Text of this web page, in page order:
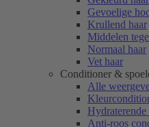
Gevoelige
Krullend haar
Middelen
Normaal haar
Vet haar
Conditioner &
Alle
Anti-roos